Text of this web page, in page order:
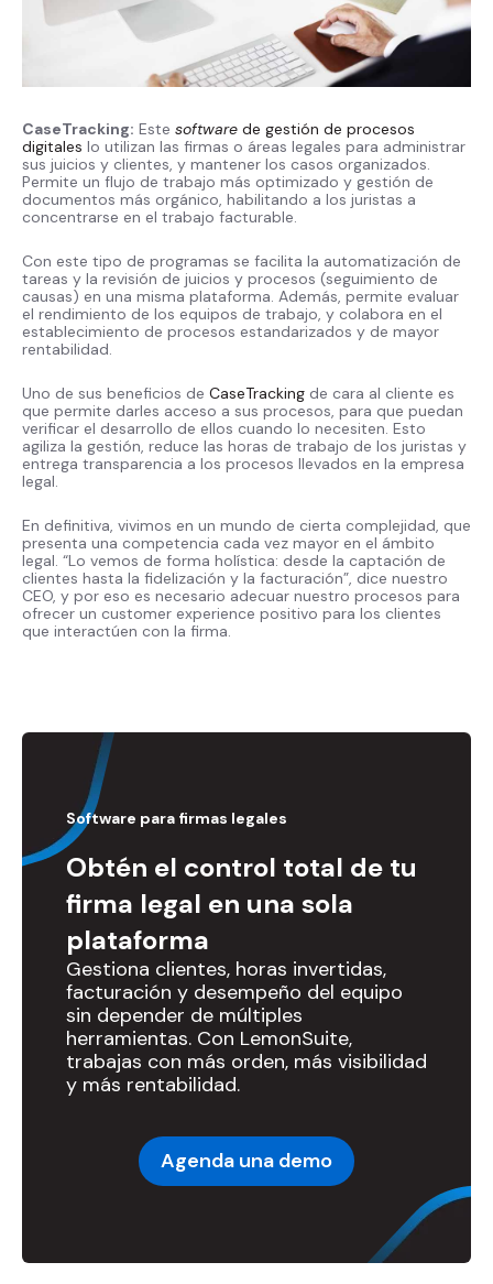
CaseTracking: Este software de gestión de procesos
digitales lo utilizan las firmas o áreas legales para administrar
sus juicios y clientes, y mantener los casos organizados.
Permite un flujo de trabajo más optimizado y gestión de
documentos más orgánico, habilitando a los juristas a
concentrarse en el trabajo facturable.
Con este tipo de programas se facilita la automatización de
tareas y la revisión de juicios y procesos (seguimiento de
causas) en una misma plataforma. Además, permite evaluar
el rendimiento de los equipos de trabajo, y colabora en el
establecimiento de procesos estandarizados y de mayor
rentabilidad.
Uno de sus beneficios de CaseTracking de cara al cliente es
que permite darles acceso a sus procesos, para que puedan
verificar el desarrollo de ellos cuando lo necesiten. Esto
agiliza la gestión, reduce las horas de trabajo de los juristas y
entrega transparencia a los procesos llevados en la empresa
legal.
En definitiva, vivimos en un mundo de cierta complejidad, que
presenta una competencia cada vez mayor en el ámbito
legal. “Lo vemos de forma holística: desde la captación de
clientes hasta la fidelización y la facturación”, dice nuestro
CEO, y por eso es necesario adecuar nuestro procesos para
ofrecer un customer experience positivo para los clientes
que interactúen con la firma.
Software para firmas legales
Obtén el control total de tu
firma legal en una sola
plataforma
Gestiona clientes, horas invertidas,
facturación y desempeño del equipo
sin depender de múltiples
herramientas. Con LemonSuite,
trabajas con más orden, más visibilidad
y más rentabilidad.
Agenda una demo